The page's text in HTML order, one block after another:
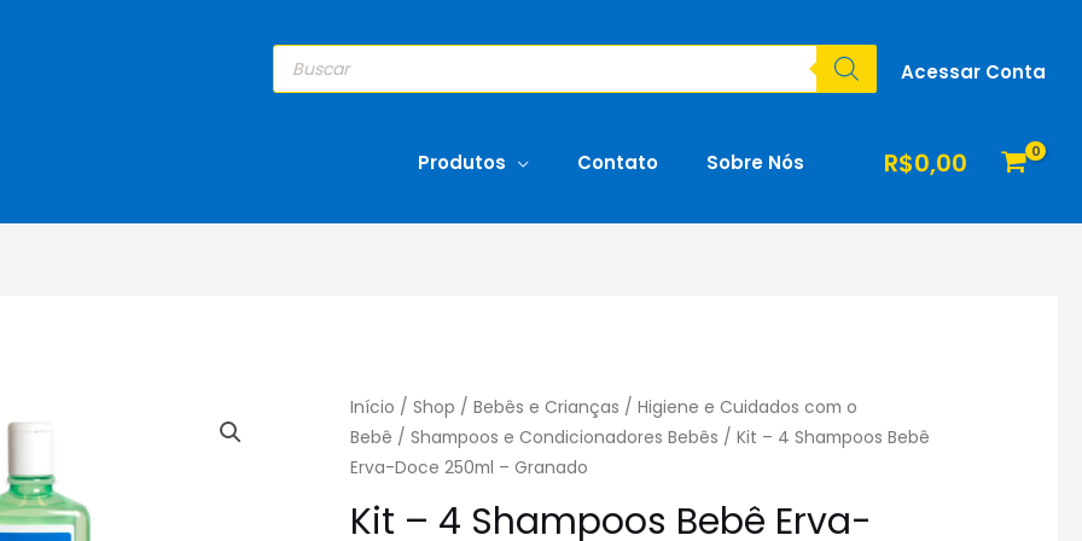
Pesquisar
produtos Acessar Conta
Produtos Contato Sobre Nós R$0,00
Início /Shop /Bebês e Crianças /Higiene e Cuidados com o
Bebê /Shampoos e Condicionadores Bebês / Kit – 4 Shampoos Bebê
Erva-Doce 250ml – Granado
Kit – 4 Shampoos Bebê Erva-